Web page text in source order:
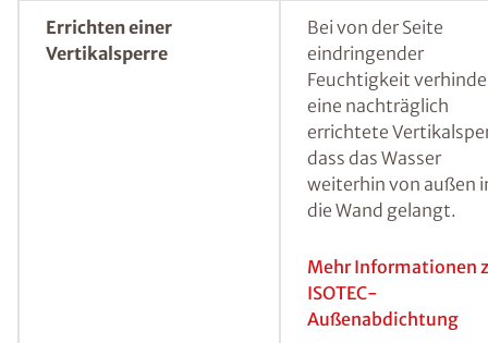
Durch Messmethoden kann der Feuchtegehalt in einer
Feuchte Wände sanieren